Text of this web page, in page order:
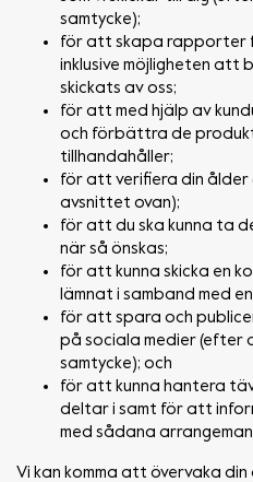
samtycke);
för att skapa rapporter
inklusive möjligheten att
skickats av oss;
för att med hjälp av
och förbättra de
tillhandahåller;
för att verifiera din ålder
avsnittet ovan);
för att du ska kunna ta
när så önskas;
för att kunna skicka en
lämnat i samband med
för att spara och
på sociala medier
samtycke); och
för att kunna hantera
deltar i samt för att
med sådana
Vi kan komma att övervaka din